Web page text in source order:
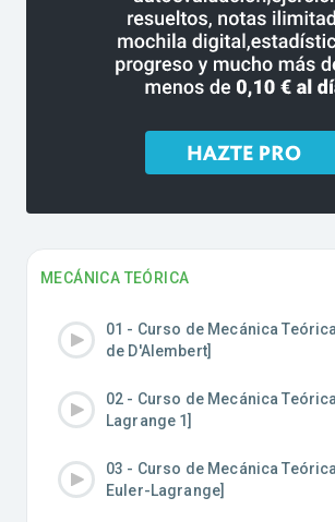
MECÁNICA TEÓRICA
01 - Curso de Mecánica
de D'Alembert]
02 - Curso de Mecánica
Lagrange 1]
03 - Curso de Mecánica
Euler-Lagrange]